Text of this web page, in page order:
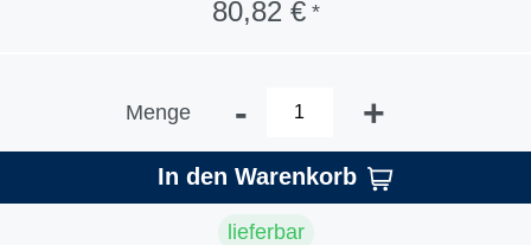
80,82 €*
Menge - +
In den Warenkorb
lieferbar